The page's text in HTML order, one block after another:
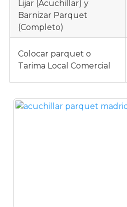
Lijar (Acuchillar) y
Barnizar Parquet
(Completo)
Colocar parquet o
Tarima Local Comercial